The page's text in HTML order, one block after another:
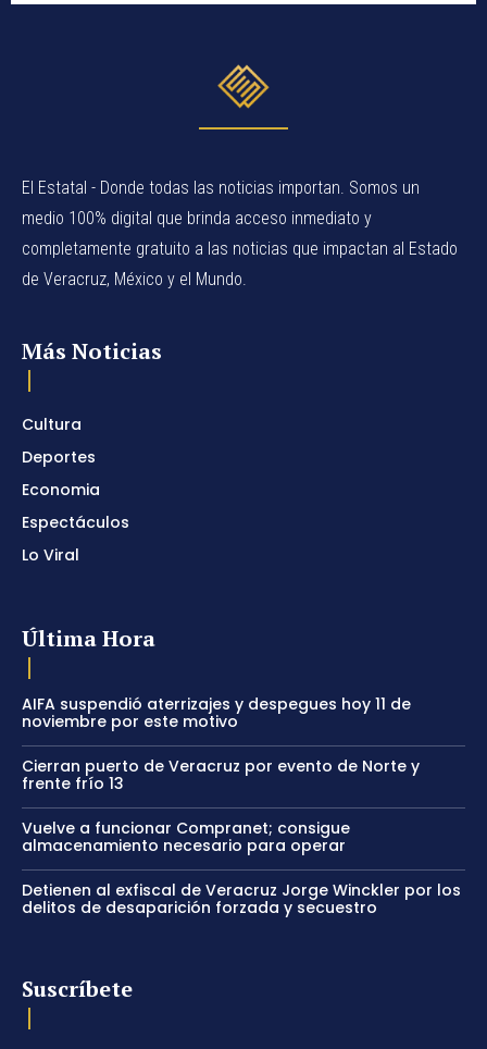
El Estatal - Donde todas las noticias importan. Somos un
medio 100% digital que brinda acceso inmediato y
completamente gratuito a las noticias que impactan al Estado
de Veracruz, México y el Mundo.
Más Noticias
Cultura
Deportes
Economia
Espectáculos
Lo Viral
Última Hora
AIFA suspendió aterrizajes y despegues hoy 11 de
noviembre por este motivo
Cierran puerto de Veracruz por evento de Norte y
frente frío 13
Vuelve a funcionar Compranet; consigue
almacenamiento necesario para operar
Detienen al exfiscal de Veracruz Jorge Winckler por los
delitos de desaparición forzada y secuestro
Suscríbete